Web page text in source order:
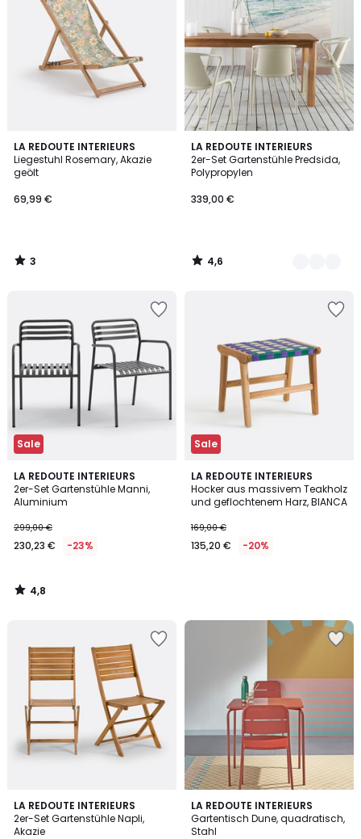
LA REDOUTE INTERIEURS
Liegestuhl Rosemary, Akazie
geölt
69,99 €
3
/
5
3
/
LA REDOUTE INTERIEURS
2er-Set Gartenstühle Predsida,
Polypropylen
339,00 €
4,6
/ 5
2
Farben
4,6
/
Sale
LA REDOUTE INTERIEURS
2er-Set Gartenstühle Manni,
Aluminium
299,00 €
230,23 € -23%
4,8
/ 5
4,8
/
Sale
LA REDOUTE INTERIEURS
Hocker aus massivem Teakholz
und geflochtenem Harz, BIANCA
169,00 €
135,20 € -20%
LA REDOUTE INTERIEURS
2er-Set Gartenstühle Napli,
Akazie
4,1
/ 5
LA REDOUTE INTERIEURS
Gartentisch Dune, quadratisch,
Stahl
2,4
/ 5
2
Farben